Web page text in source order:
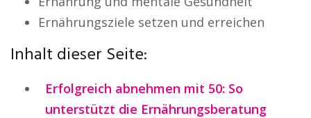
Ernährungsziele setzen und erreichen
Inhalt dieser Seite:
Erfolgreich abnehmen mit 50: So
unterstützt die Ernährungsberatung